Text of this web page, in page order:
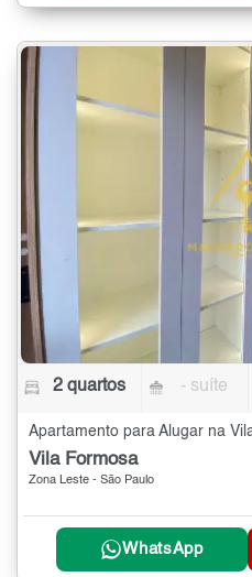
2 quartos - suíte
Vila Formosa
Zona Leste - São Paulo
WhatsApp